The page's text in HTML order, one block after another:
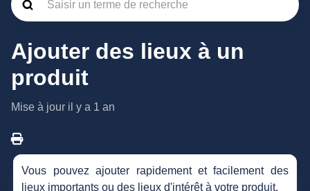
Ajouter des lieux à un
produit
Mise à jour il y a 1 an
Vous pouvez ajouter rapidement et facilement des
lieux importants ou des lieux d'intérêt à votre produit.